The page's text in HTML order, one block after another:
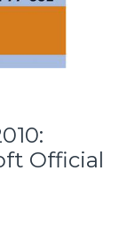
Official